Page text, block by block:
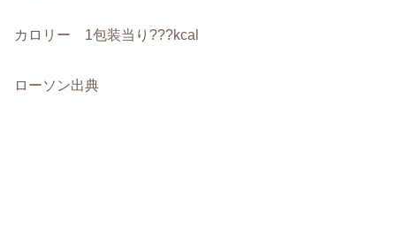
カロリー 1包装当り???kcal
ローソン出典